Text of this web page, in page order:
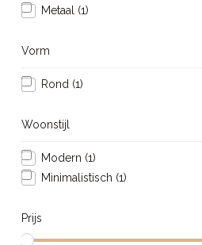
Metaal (1)
Vorm
Rond (1)
Woonstijl
Modern (1)
Minimalistisch (1)
Prijs